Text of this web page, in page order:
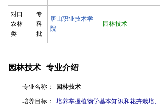
对口
农林
类
专
科
批
唐山职业技术学
院
园林技术
园林技术 专业介绍
专业名称： 园林技术
培养目标：
培养掌握植物学基本知识和花卉栽培